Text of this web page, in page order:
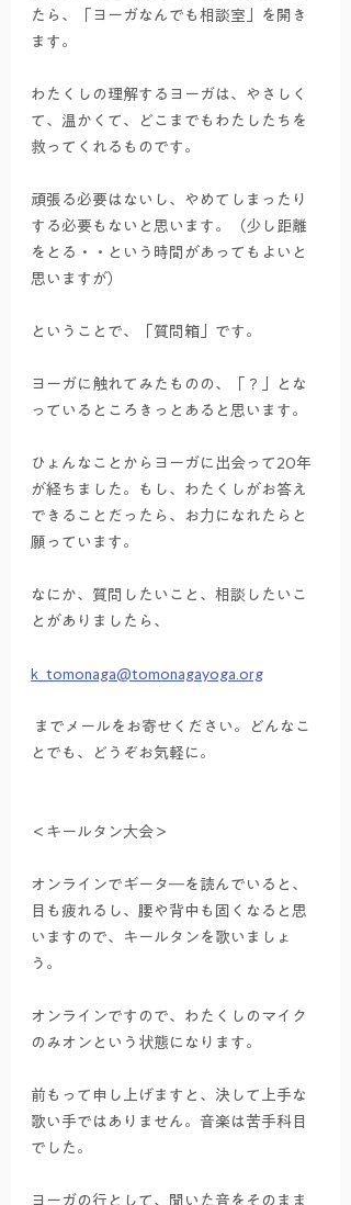
たら、「ヨーガなんでも相談室」を開き
ます。
わたくしの理解するヨーガは、やさしく
て、温かくて、どこまでもわたしたちを
救ってくれるものです。
頑張る必要はないし、やめてしまったり
する必要もないと思います。（少し距離
をとる・・という時間があってもよいと
思いますが）
ということで、「質問箱」です。
ヨーガに触れてみたものの、「？」とな
っているところきっとあると思います。
ひょんなことからヨーガに出会って20年
が経ちました。もし、わたくしがお答え
できることだったら、お力になれたらと
願っています。
なにか、質問したいこと、相談したいこ
とがありましたら、
k_tomonaga@tomonagayoga.org
とでも、どうぞお気軽に。
＜キールタン大会＞
オンラインでギータ―を読んでいると、
目も疲れるし、腰や背中も固くなると思
いますので、キールタンを歌いましょ
う。
オンラインですので、わたくしのマイク
のみオンという状態になります。
前もって申し上げますと、決して上手な
歌い手ではありません。音楽は苦手科目
でした。
ヨーガの行として、聞いた音をそのまま